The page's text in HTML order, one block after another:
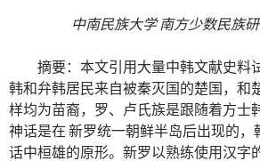
中南民族大学 南方少数民族
摘要：本文引用大量中韩文献史料
韩和弁韩居民来自被秦灭国的楚国，和
样均为苗裔，罗、卢氏族是跟随着方士
神话是在 新罗统一朝鲜半岛后出现的，
话中桓雄的原形。新罗以熟练使用汉字